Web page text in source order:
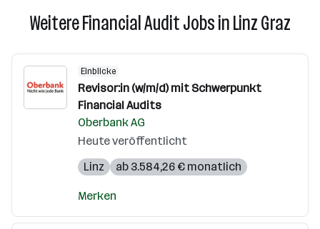
Weitere Financial Audit Jobs in Linz Graz
Einblicke
Revisor:in (w/m/d) mit Schwerpunkt
Financial Audits
Oberbank AG
Heute veröffentlicht
Linz
ab 3.584,26 € monatlich
Merken